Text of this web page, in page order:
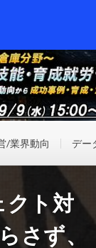
/業界動向 デー
クト対
さず、